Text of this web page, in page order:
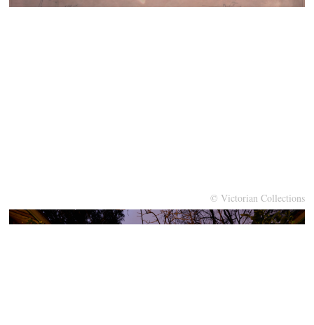
© Victorian Collections